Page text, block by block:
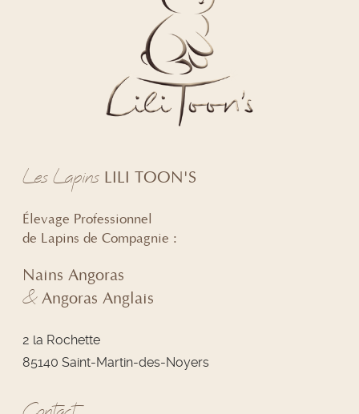
Les Lapins LILI TOON'S
Élevage Professionnel
de Lapins de Compagnie :
Nains Angoras
&Angoras Anglais
2 la Rochette
85140 Saint-Martin-des-Noyers